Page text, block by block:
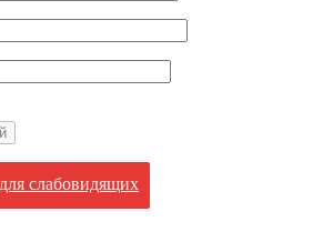
слабовидящих